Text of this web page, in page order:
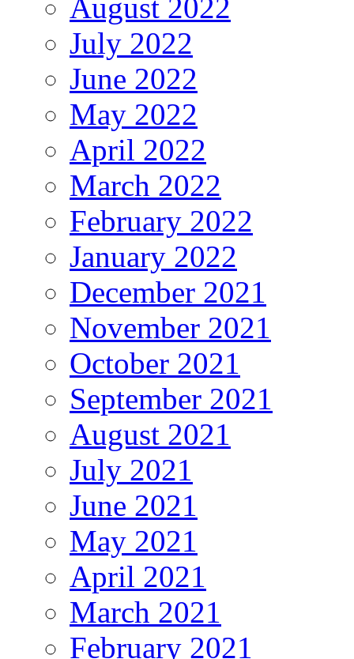
August 2022
July 2022
June 2022
May 2022
April 2022
March 2022
February 2022
January 2022
December 2021
November 2021
October 2021
September 2021
August 2021
July 2021
June 2021
May 2021
April 2021
March 2021
February 2021